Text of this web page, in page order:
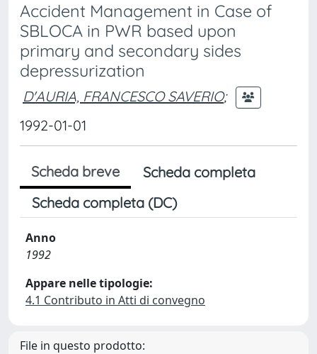
Accident Management in Case of
SBLOCA in PWR based upon
primary and secondary sides
depressurization
D'AURIA, FRANCESCO SAVERIO;
1992-01-01
Scheda breve
Scheda completa
Scheda completa (DC)
Anno
1992
Appare nelle tipologie:
4.1 Contributo in Atti di convegno
File in questo prodotto: